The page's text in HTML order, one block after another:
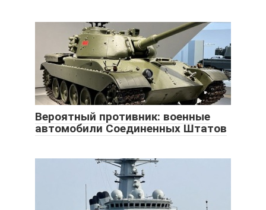
Вероятный противник: военные
автомобили Соединенных Штатов